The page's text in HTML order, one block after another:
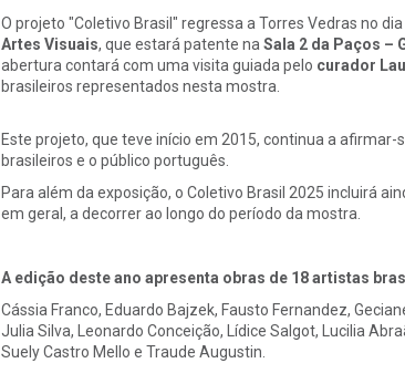
O projeto "Coletivo Brasil" regressa a Torres Vedras no
Artes Visuais, que estará patente na Sala 2 da Paços –
abertura contará com uma visita guiada pelo curador
brasileiros representados nesta mostra.
Este projeto, que teve início em 2015, continua a
brasileiros e o público português.
Para além da exposição, o Coletivo Brasil 2025 incluirá
em geral, a decorrer ao longo do período da mostra.
A edição deste ano apresenta obras de 18 artistas
Cássia Franco, Eduardo Bajzek, Fausto Fernandez,
Julia Silva, Leonardo Conceição, Lídice Salgot, Lucilia
Suely Castro Mello e Traude Augustin.